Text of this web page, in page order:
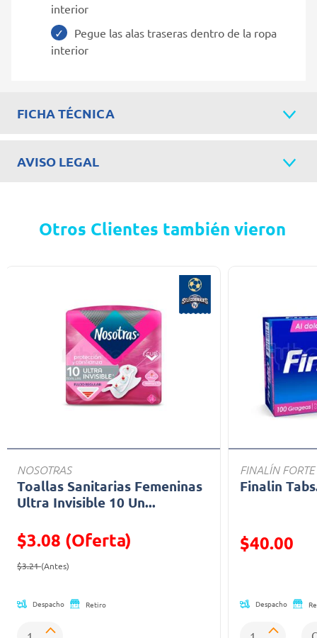
interior
Pegue las alas traseras dentro de la ropa
interior
FICHA TÉCNICA
AVISO LEGAL
Otros Clientes también vieron
NOSOTRAS
Toallas Sanitarias Femeninas
Ultra Invisible 10 Un...
$3.08 (Oferta)
Precio reducido de
$3.21(Antes)
Despacho Retiro
FINALÍN FORTE
Finalin
Precio
$40.00
Despacho